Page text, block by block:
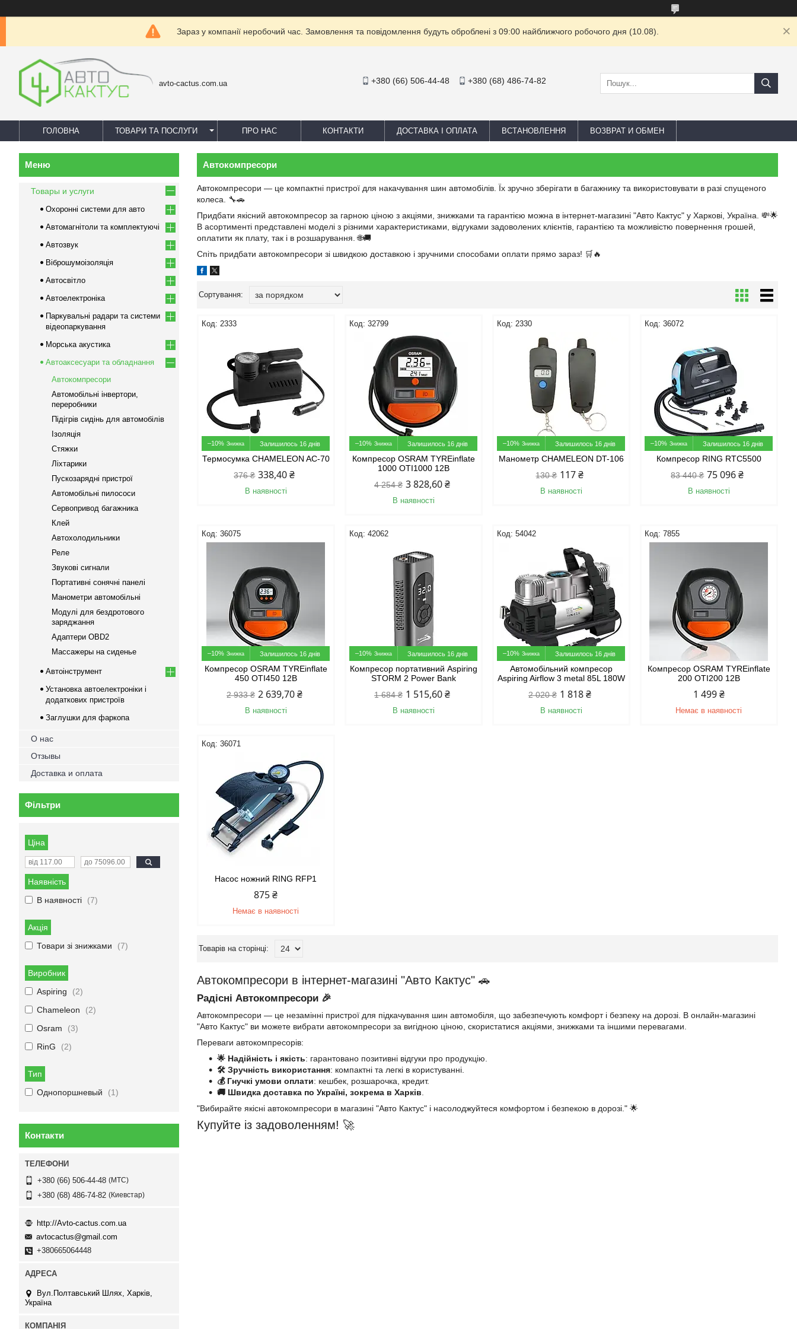
Зараз у компанії неробочий час. Замовлення та повідомлення будуть оброблені з 09:00 найближчого робочого дня (10.08).
avto-cactus.com.ua +380 (66) 506-44-48 +380 (68) 486-74-82
ГОЛОВНА ТОВАРИ ТА ПОСЛУГИ ПРО НАС КОНТАКТИ ДОСТАВКА І ОПЛАТА ВСТАНОВЛЕННЯ ВОЗВРАТ И ОБМЕН
Автокомпресори
Автокомпресори — це компактні пристрої для накачування шин автомобілів. Їх зручно зберігати в багажнику та використовувати в разі спущеного
колеса. 🔧🚗
Придбати якісний автокомпресор за гарною ціною з акціями, знижками та гарантією можна в інтернет-магазині "Авто Кактус" у Харкові, Україна. 💸🌟
В асортименті представлені моделі з різними характеристиками, відгуками задоволених клієнтів, гарантією та можливістю повернення грошей,
оплатити як плату, так і в розшарування. 🌐🚚
Спіть придбати автокомпресори зі швидкою доставкою і зручними способами оплати прямо зараз! 🛒🔥
2333
–10% Залишилось 16 днів
Термосумка CHAMELEON AC-70
376 ₴ 338,40 ₴
В наявності
32799
–10% Залишилось 16 днів
Компресор OSRAM TYREinflate
1000 OTI1000 12В
4 254 ₴ 3 828,60 ₴
В наявності
2330
–10% Залишилось 16 днів
Манометр CHAMELEON DT-106
130 ₴ 117 ₴
В наявності
36072
–10% Залишилось 16 днів
Компресор RING RTC5500
83 440 ₴ 75 096 ₴
В наявності
36075
–10% Залишилось 16 днів
Компресор OSRAM TYREinflate
450 OTI450 12В
2 933 ₴ 2 639,70 ₴
В наявності
42062
–10% Залишилось 16 днів
Компресор портативний Aspiring
STORM 2 Power Bank
1 684 ₴ 1 515,60 ₴
В наявності
54042
–10% Залишилось 16 днів
Автомобільний компресор
Aspiring Airflow 3 metal 85L 180W
2 020 ₴ 1 818 ₴
В наявності
7855
Компресор OSRAM TYREinflate
200 OTI200 12В
1 499 ₴
Немає в наявності
36071
Насос ножний RING RFP1
875 ₴
Немає в наявності
Автокомпресори в інтернет-магазині "Авто Кактус" 🚗
Радісні Автокомпресори 🎉
Автокомпресори — це незамінні пристрої для підкачування шин автомобіля, що забезпечують комфорт і безпеку на дорозі. В онлайн-магазині
"Авто Кактус" ви можете вибрати автокомпресори за вигідною ціною, скористатися акціями, знижками та іншими перевагами.
Переваги автокомпресорів:
🌟 Надійність і якість: гарантовано позитивні відгуки про продукцію.
🛠️ Зручність використання: компактні та легкі в користуванні.
💰 Гнучкі умови оплати: кешбек, розшарочка, кредит.
🚚 Швидка доставка по Україні, зокрема в Харків
"Вибирайте якісні автокомпресори в магазині "Авто Кактус" і насолоджуйтеся комфортом і безпекою в дорозі." 🌟
Купуйте із задоволенням! 🚀
Товары и услуги
Охоронні системи для авто
Автомагнітоли та комплектуючі
Автозвук
Віброшумоізоляція
Автосвітло
Автоелектроніка
Паркувальні радари та системи
відеопаркування
Морська акустика
Автоаксесуари та обладнання
Автокомпресори
Автомобільні інвертори,
переробники
Підігрів сидінь для автомобілів
Ізоляція
Стяжки
Ліхтарики
Пускозарядні пристрої
Автомобільні пилососи
Сервопривод багажника
Клей
Автохолодильники
Реле
Звукові сигнали
Портативні сонячні панелі
Манометри автомобільні
Модулі для бездротового
заряджання
Адаптери OBD2
Массажеры на сиденье
Автоінструмент
Установка автоелектроніки і
додаткових пристроїв
Заглушки для фаркопа
О нас
Отзывы
Доставка и оплата
Фільтри
Ціна
Наявність
В наявності
7
Акція
Товари зі знижками
7
Виробник
Aspiring
2
Chameleon
2
Osram
3
RinG
2
Тип
Однопоршневый
1
Контакти
+380 (66) 506-44-48 МТС
+380 (68) 486-74-82 Киевстар
http://Avto-cactus.com.ua
avtocactus@gmail.com
+380665064448
Вул.Полтавський Шлях, Харків,
Україна